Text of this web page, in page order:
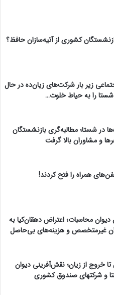
کشوری از آتیه‌سازان حافظ؟
زیر بار شرکت‌های زیان‌ده در حال
را به حیاط خلوت…
در شستا؛ مطالبه‌گری بازنشستگان
و مشاوران بالا گرفت
همراه را فتح کردند!
محاسبات؛ اعتراض دهقان‌کیا به
غیرمتخصص و هزینه‌های بی‌حاصل
تا خروج از زیان؛ نقش‌آفرینی دیوان
و شرکتهای صندوق کشوری